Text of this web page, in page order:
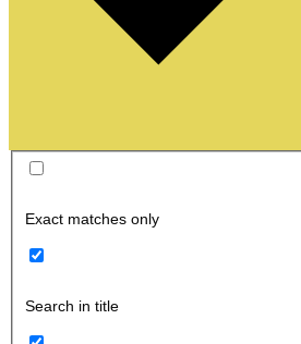
Exact matches only
Search in title